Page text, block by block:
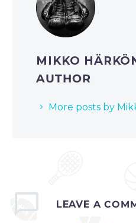
MIKKO
AUTHOR
More posts by
LEAVE A